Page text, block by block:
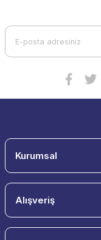
Kurumsal
Alışveriş